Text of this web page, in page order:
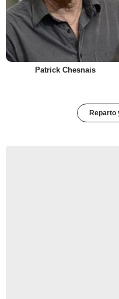
Patrick Chesnais
Reparto